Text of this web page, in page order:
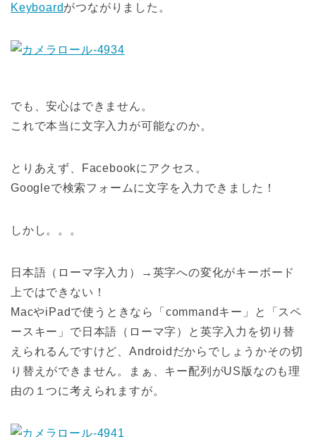
Keyboardがつながりました。
でも、安心はできません。
これで本当に文字入力が可能なのか。
とりあえず、Facebookにアクセス。
Googleで検索フォームに文字を入力できました！
しかし。。。
日本語（ローマ字入力）→英字への変化がキーボード
上ではできない！
MacやiPadで使うときなら「commandキー」と「スペ
ースキー」で日本語（ローマ字）と英字入力を切り替
えられるんですけど、Androidだからでしょうかその切
り替えができません。まぁ、キー配列がUS版なのも理
由の１つに考えられますが。